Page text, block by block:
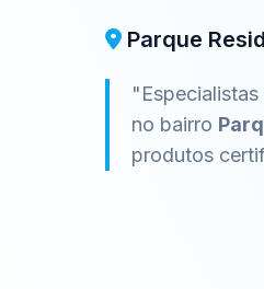
Parque
no bairro
produtos